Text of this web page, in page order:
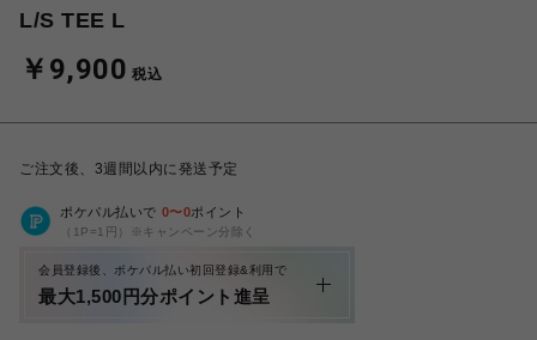
L/S TEE L
￥9,900 税込
ご注文後、3週間以内に発送予定
ポケパル払いで 0〜0ポイント
（1P=1円）※キャンペーン分除く
会員登録後、ポケパル払い初回登録&利用で
最大1,500円分ポイント進呈